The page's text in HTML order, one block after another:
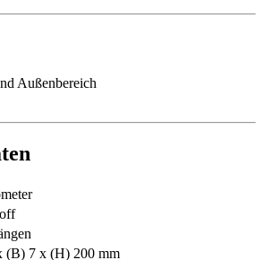
Außenbereich
(B) 7 x (H) 200 mm